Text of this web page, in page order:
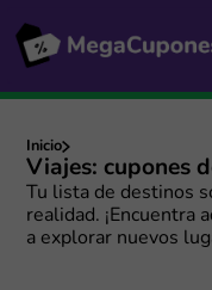
Inicio
Viajes: cupones
Tu lista de destinos
realidad. ¡Encuentra
a explorar nuevos